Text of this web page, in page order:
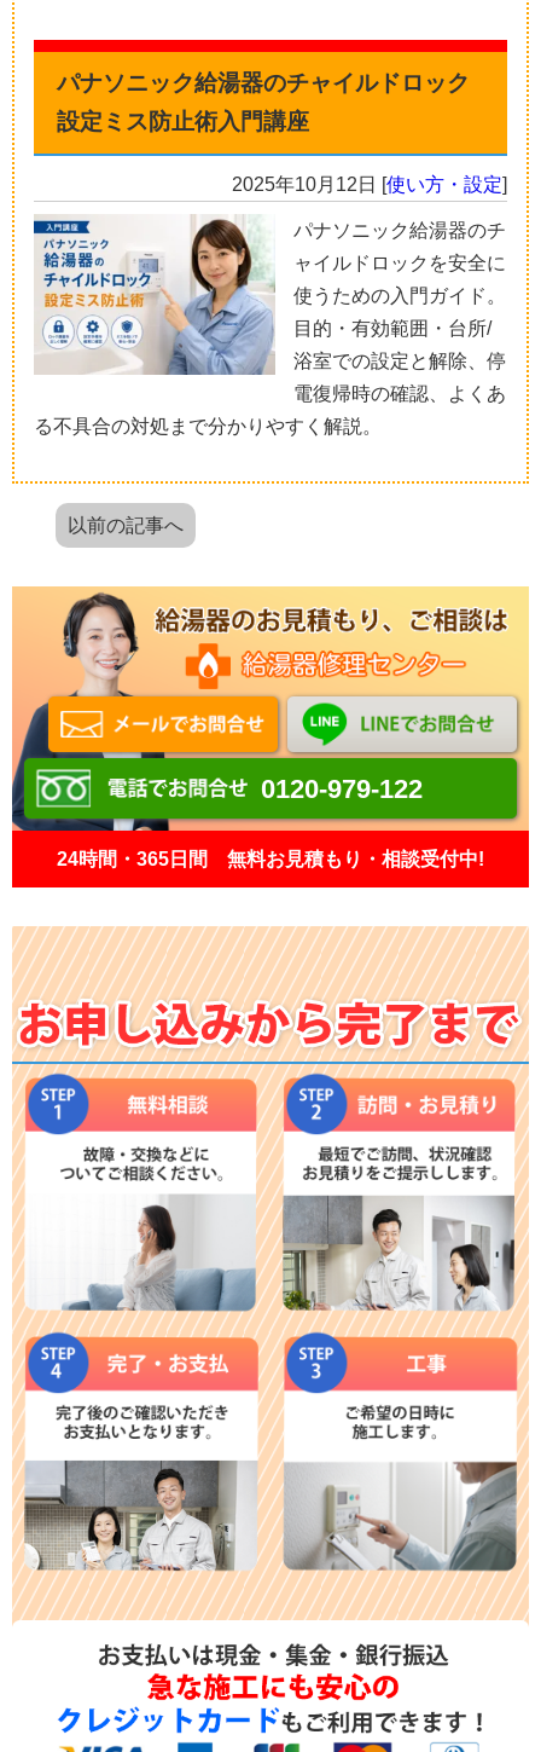
パナソニック給湯器のチャイルドロック
設定ミス防止術入門講座
2025年10月12日 [使い方・設定]
パナソニック給湯器のチ
ャイルドロックを安全に
使うための入門ガイド。
目的・有効範囲・台所/
浴室での設定と解除、停
電復帰時の確認、よくあ
る不具合の対処まで分かりやすく解説。
以前の記事へ
0120-979-122
24時間・365日間 無料お見積もり・相談受付中!